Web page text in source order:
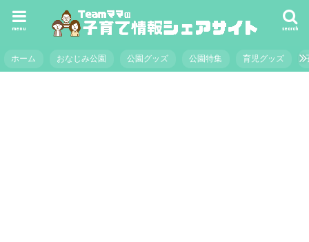
search
menu
ホーム おなじみ公園 公園グッズ 公園特集 育児グッズ